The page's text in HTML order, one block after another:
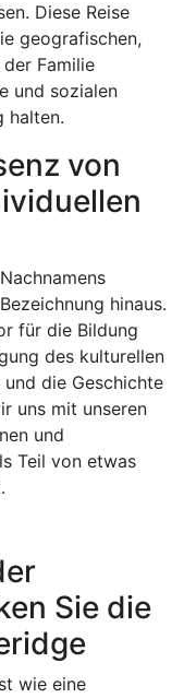
Diese Reise
geografischen,
Familie
und sozialen
halten.
von
hinaus.
für die Bildung
des kulturellen
die Geschichte
uns mit unseren
und
Teil von etwas
Sie die
wie eine